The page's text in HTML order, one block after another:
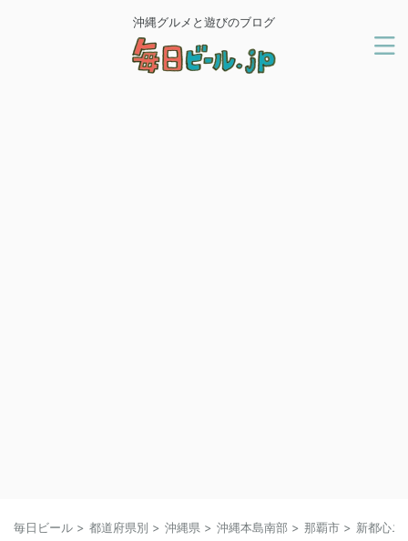
沖縄グルメと遊びのブログ
毎日ビール > 都道府県別 > 沖縄県 > 沖縄本島南部 > 那覇市 > 新都心エ